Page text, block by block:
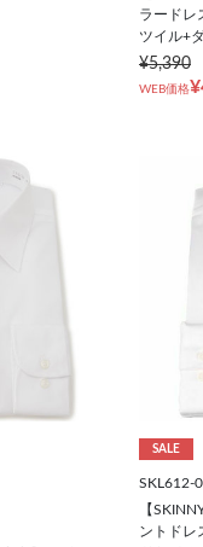
ラードレ
ツイル+
¥5,390
WEB価格
SALE
SKL612-
【
ントドレ